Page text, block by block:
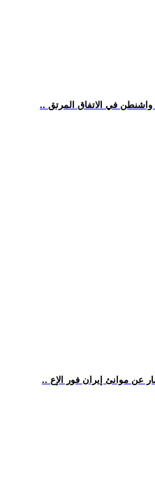
واشنطن في الاتفاق المرتق
عن موانئ إيران فور الإع